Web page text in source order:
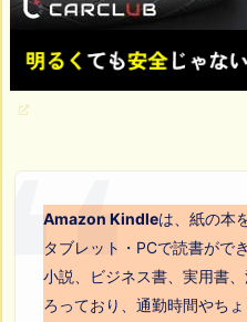
Amazon Kindleは、紙の本
タブレット・PCで読書がで
小説、ビジネス書、実用書
ろっており、通勤時間やち